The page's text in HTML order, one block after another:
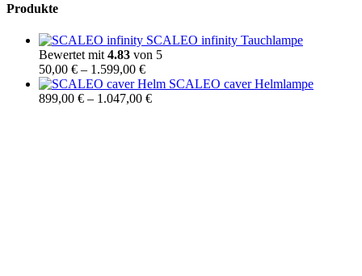
Produkte
SCALEO infinity Tauchlampe
Bewertet mit 4.83 von 5
50,00 € – 1.599,00 €Preisspanne:
50,00 €
bis
SCALEO caver Helmlampe
899,00 € – 1.047,00 €Preisspanne: